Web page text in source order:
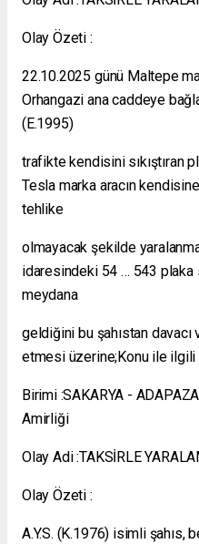
Olay Özeti :
22.10.2025 günü Maltepe
Orhangazi ana caddeye
(E.1995)
trafikte kendisini sıkıştıran
Tesla marka aracın
tehlike
olmayacak şekilde
idaresindeki 54 … 543 plaka
meydana
geldiğini bu şahıstan
etmesi üzerine;Konu ile ilgili
Birimi :SAKARYA -
Amirliği
Olay Adi :TAKSİRLE
Olay Özeti :
A.Y.S. (K.1976) isimli